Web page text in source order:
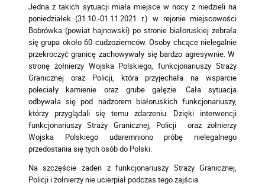
Jedna z takich sytuacji miała miejsce w nocy z niedzieli na
poniedziałek (31.10.-01.11.2021 r.) w rejonie miejscowości
Bobrówka (powiat hajnowski) po stronie białoruskiej zebrała
się grupa około 60 cudzoziemców. Osoby chcące nielegalnie
przekroczyć granicę zachowywały się bardzo agresywnie. W
stronę żołnierzy Wojska Polskiego, funkcjonariuszy Straży
Granicznej oraz Policji, która przyjechała na wsparcie
poleciały kamienie oraz grube gałęzie. Cała sytuacja
odbywała się pod nadzorem białoruskich funkcjonariuszy,
którzy przyglądali się temu zdarzeniu. Dzięki interwencji
funkcjonariuszy Straży Granicznej, Policji oraz żołnierzy
Wojska Polskiego udaremniono próbę nielegalnego
przedostania się tych osób do Polski.
Na szczęście żaden z funkcjonariuszy Straży Granicznej,
Policji i żołnierzy nie ucierpiał podczas tego zajścia.